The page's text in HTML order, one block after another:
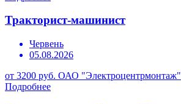
Тракторист-машинист
Червень
05.08.2026
от 3200 руб. ОАО "Электроцентрмонтаж"
Подробнее